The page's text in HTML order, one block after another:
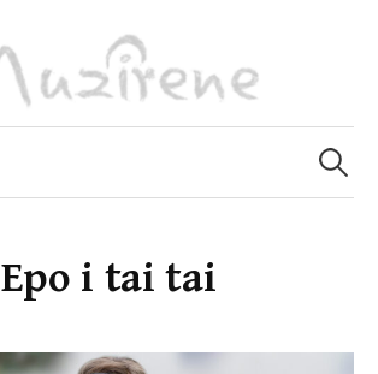
Zoeken
naar:
Epo i tai tai